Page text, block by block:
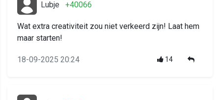
Lubje +40066
Wat extra creativiteit zou niet verkeerd zijn! Laat hem
maar starten!
18-09-2025 20:24 14